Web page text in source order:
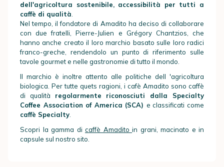
dell'agricoltura sostenibile, accessibilità per tutti a
caffè di qualità
Nel tempo, il fondatore di Amadito ha deciso di collaborare
con due fratelli, Pierre-Julien e Grégory Chantzios , che
hanno anche creato il loro marchio basato sulle loro radici
franco-greche, rendendolo un punto di riferimento sulle
tavole gourmet e nelle gastronomie di tutto il mondo.
Il marchio è inoltre attento alle politiche dell 'agricoltura
biologica. Per tutte quets ragioni, i cafè Amadito sono caffè
di qualità regolarmente riconosciuti dalla Specialty
Coffee Association of America (SCA) e classificati come
caffè Specialty
Scopri la gamma di caffè Amadito in grani, macinato e in
capsule sul nostro sito.